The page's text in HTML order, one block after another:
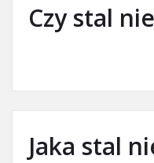
Czy stal
Jaka stal